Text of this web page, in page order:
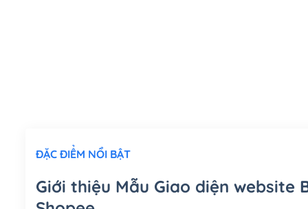
ĐẶC ĐIỂM NỔI BẬT
Giới thiệu Mẫu Giao diện website